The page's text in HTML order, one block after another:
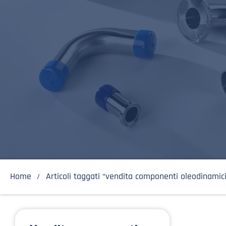
Home Articoli taggati “vendita componenti